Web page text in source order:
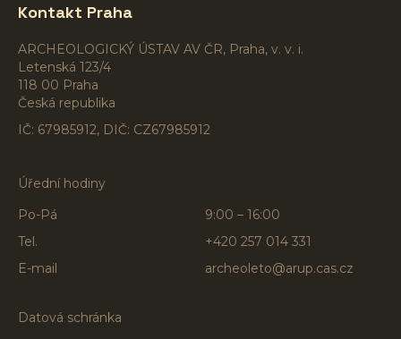
Kontakt Praha
ARCHEOLOGICKÝ ÚSTAV AV ČR, Praha, v. v. i.
Letenská 123/4
118 00 Praha
Česká republika
IČ: 67985912, DIČ: CZ67985912
Úřední hodiny
Po-Pá
9:00 – 16:00
Tel.
+420 257 014 331
E-mail
archeoleto@arup.cas.cz
Datová schránka